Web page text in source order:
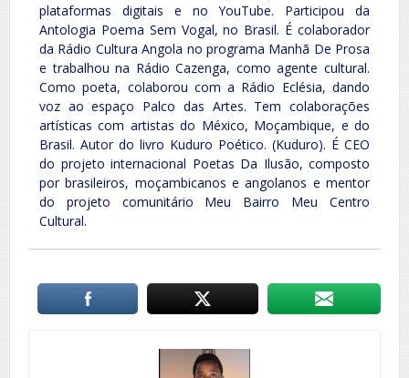
plataformas digitais e no YouTube. Participou da
Antologia Poema Sem Vogal, no Brasil. É colaborador
da Rádio Cultura Angola no programa Manhã De Prosa
e trabalhou na Rádio Cazenga, como agente cultural.
Como poeta, colaborou com a Rádio Eclésia, dando
voz ao espaço Palco das Artes. Tem colaborações
artísticas com artistas do México, Moçambique, e do
Brasil. Autor do livro Kuduro Poético. (Kuduro). É CEO
do projeto internacional Poetas Da Ilusão, composto
por brasileiros, moçambicanos e angolanos e mentor
do projeto comunitário Meu Bairro Meu Centro
Cultural.